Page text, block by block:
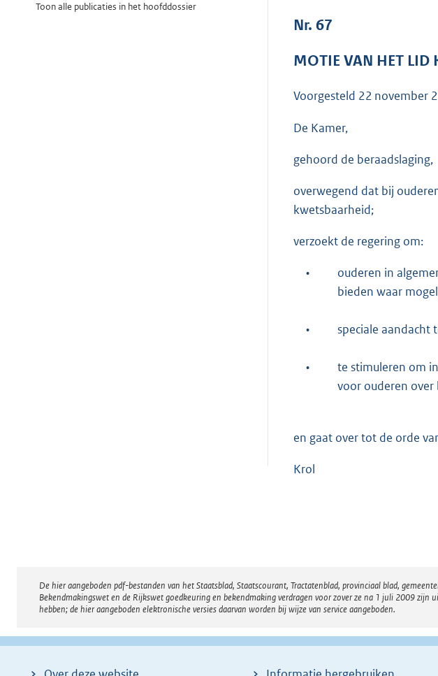
Toon alle publicaties in het hoofddossier
Nr. 67
MOTIE VAN HET LID
Voorgesteld 22 november
De Kamer,
gehoord de beraadslaging,
overwegend dat bij
kwetsbaarheid;
verzoekt de regering om:
•
ouderen in
bieden waar
• speciale aandacht
•
te stimuleren om
voor ouderen
en gaat over tot de orde
Krol
Disclaimer
De hier aangeboden pdf-bestanden van het Staatsblad, Staatscourant, Tractatenblad, provinciaal blad,
Bekendmakingswet en de Rijkswet goedkeuring en bekendmaking verdragen voor zover ze na 1 juli 2009
hebben; de hier aangeboden elektronische versies daarvan worden bij wijze van service aangeboden.